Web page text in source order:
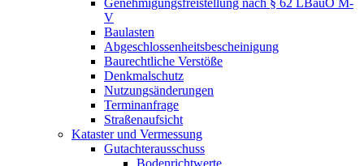
Genehmigungsfreistellung nach § 62 LBauO M-
V
Baulasten
Abgeschlossenheits­bescheinigung
Baurechtliche Verstöße
Denkmalschutz
Nutzungsänderungen
Terminanfrage
Straßenaufsicht
Kataster und Vermessung
Gutachterausschuss
Bodenrichtwerte